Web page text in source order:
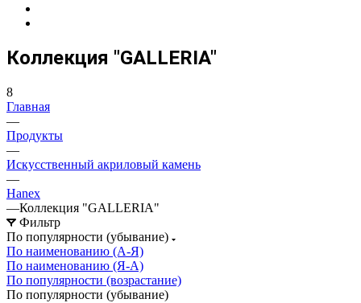
Коллекция "GALLERIA"
8
Главная
—
Продукты
—
Искусственный акриловый камень
—
Hanex
—Коллекция "GALLERIA"
Фильтр
По популярности (убывание)
По наименованию (А-Я)
По наименованию (Я-А)
По популярности (возрастание)
По популярности (убывание)